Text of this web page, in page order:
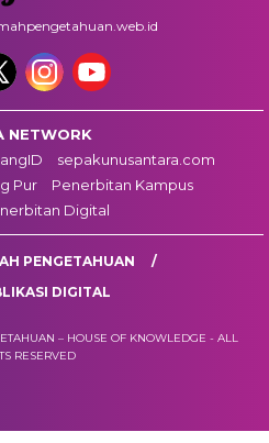
NETWORK
sepakunusantara.com
Pur
Penerbitan Kampus
Digital
PENGETAHUAN
DIGITAL
– HOUSE OF KNOWLEDGE - ALL
RESERVED